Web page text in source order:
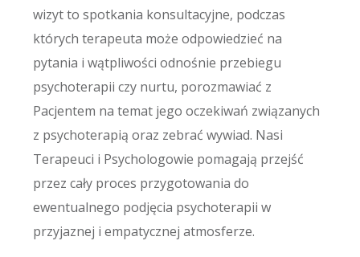
wizyt to spotkania konsultacyjne, podczas
których terapeuta może odpowiedzieć na
pytania i wątpliwości odnośnie przebiegu
psychoterapii czy nurtu, porozmawiać z
Pacjentem na temat jego oczekiwań związanych
z psychoterapią oraz zebrać wywiad. Nasi
Terapeuci i Psychologowie pomagają przejść
przez cały proces przygotowania do
ewentualnego podjęcia psychoterapii w
przyjaznej i empatycznej atmosferze.